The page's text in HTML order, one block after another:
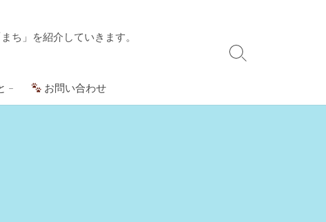
ち」を紹介していきます。
– お問い合わせ
検
り